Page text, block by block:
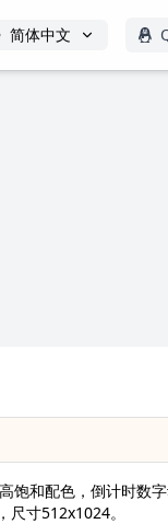
简体中文
饱和配色，倒计时数
寸512x1024。